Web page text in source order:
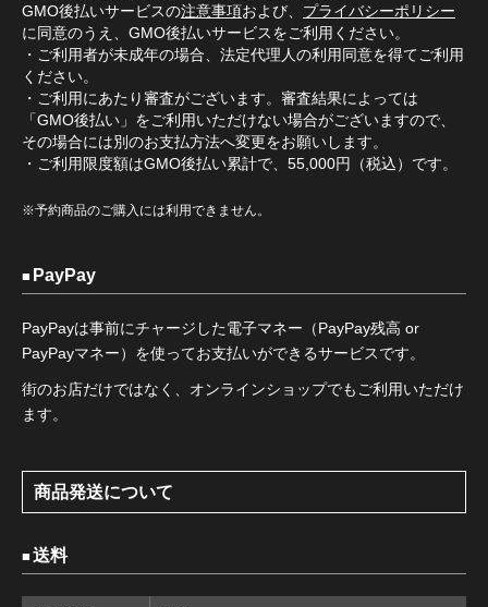
GMO後払いサービスの注意事項および、 プライバシーポリシー
に同意のうえ、GMO後払いサービスをご利用ください。
・ご利用者が未成年の場合、法定代理人の利用同意を得てご利用
ください。
・ご利用にあたり審査がございます。審査結果によっては
「GMO後払い」をご利用いただけない場合がございますので、
その場合には別のお支払方法へ変更をお願いします。
・ご利用限度額はGMO後払い累計で、55,000円（税込）です。
※予約商品のご購入には利用できません。
PayPay
PayPayは事前にチャージした電子マネー（PayPay残高 or
PayPayマネー）を使ってお支払いができるサービスです。
街のお店だけではなく、オンラインショップでもご利用いただけ
ます。
商品発送について
送料